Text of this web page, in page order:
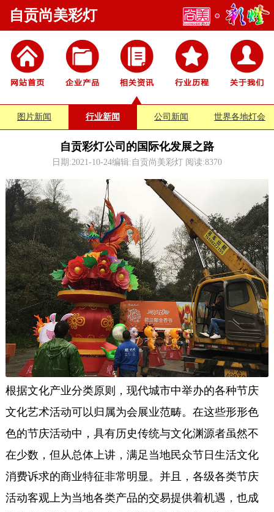
自贡尚美彩灯
图片新闻 行业新闻 公司新闻 世界各地灯会
自贡彩灯公司的国际化发展之路
日期:2021-10-24编辑:自贡尚美彩灯 阅读:8370
根据文化产业分类原则，现代城市中举办的各种节庆
文化艺术活动可以归属为会展业范畴。在这些形形色
色的节庆活动中，具有历史传统与文化渊源者虽然不
在少数，但从总体上讲，满足当地民众节日生活文化
消费诉求的商业特征非常明显。并且，各级各类节庆
活动客观上为当地各类产品的交易提供着机遇，也成